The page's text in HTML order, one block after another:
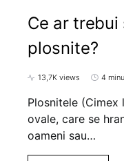
Ce ar
plosnite?
13,7K views 4
Plosnitele (Cimex
ovale, care se
oameni sau…